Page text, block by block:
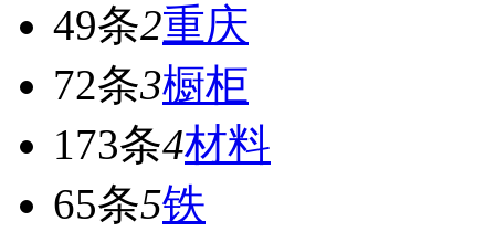
49条2重庆
72条3橱柜
173条4材料
65条5铁